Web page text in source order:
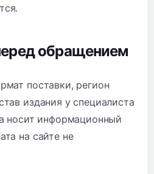
обращением
поставки, регион
издания у специалиста
носит информационный
на сайте не